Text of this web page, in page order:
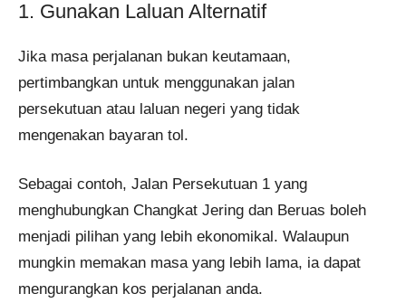
1. Gunakan Laluan Alternatif
Jika masa perjalanan bukan keutamaan,
pertimbangkan untuk menggunakan jalan
persekutuan atau laluan negeri yang tidak
mengenakan bayaran tol.
Sebagai contoh, Jalan Persekutuan 1 yang
menghubungkan Changkat Jering dan Beruas boleh
menjadi pilihan yang lebih ekonomikal. Walaupun
mungkin memakan masa yang lebih lama, ia dapat
mengurangkan kos perjalanan anda.